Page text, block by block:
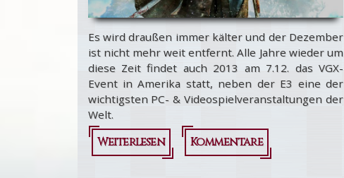
Es wird draußen immer kälter und der Dezember
ist nicht mehr weit entfernt. Alle Jahre wieder um
diese Zeit findet auch 2013 am 7.12. das VGX-
Event in Amerika statt, neben der E3 eine der
wichtigsten PC- & Videospielveranstaltungen der
Welt.
Weiterlesen
über VGX
Kommentare